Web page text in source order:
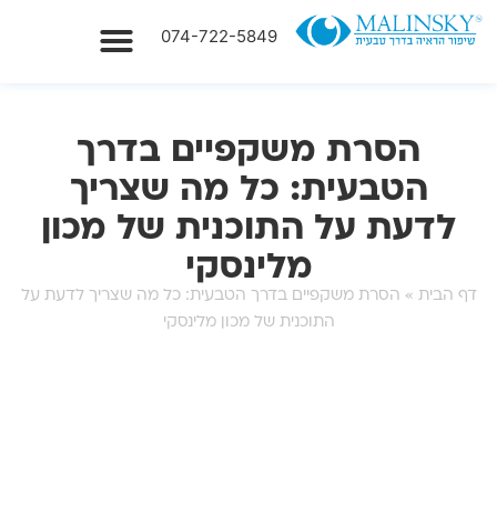
074-722-5849
הסרת משקפיים בדרך
הטבעית: כל מה שצריך
לדעת על התוכנית של מכון
מלינסקי
דף הבית » הסרת משקפיים בדרך הטבעית: כל מה שצריך לדעת על
התוכנית של מכון מלינסקי